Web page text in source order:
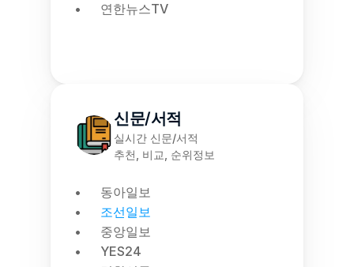
연한뉴스TV
신문/서적
실시간 신문/서적
추천, 비교, 순위정보
동아일보
조선일보
중앙일보
YES24